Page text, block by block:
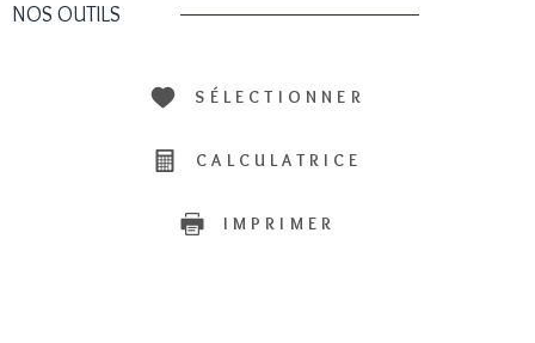
NOS OUTILS
SÉLECTIONNER
CALCULATRICE
IMPRIMER